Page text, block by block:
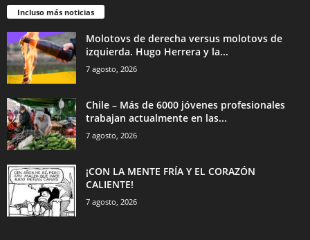
Incluso más noticias
Molotovs de derecha versus molotovs de
izquierda. Hugo Herrera y la...
7 agosto, 2026
Chile – Más de 6000 jóvenes profesionales
trabajan actualmente en las...
7 agosto, 2026
¡CON LA MENTE FRÍA Y EL CORAZÓN
CALIENTE!
7 agosto, 2026